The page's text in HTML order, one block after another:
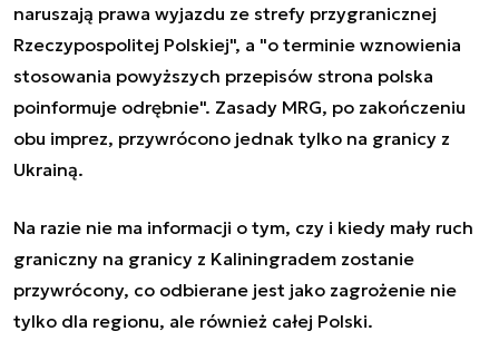
naruszają prawa wyjazdu ze strefy przygranicznej
Rzeczypospolitej Polskiej", a "o terminie wznowienia
stosowania powyższych przepisów strona polska
poinformuje odrębnie". Zasady MRG, po zakończeniu
obu imprez, przywrócono jednak tylko na granicy z
Ukrainą.
Na razie nie ma informacji o tym, czy i kiedy mały ruch
graniczny na granicy z Kaliningradem zostanie
przywrócony, co odbierane jest jako zagrożenie nie
tylko dla regionu, ale również całej Polski.